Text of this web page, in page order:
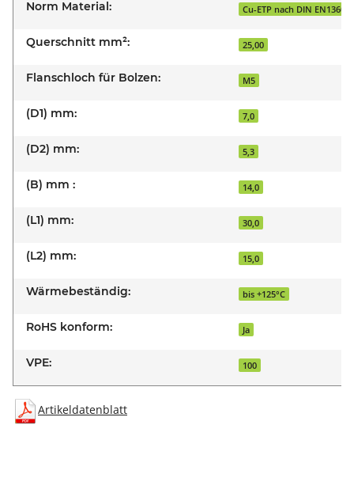
Norm Material: Cu-ETP nach DIN EN13600
Querschnitt mm²: 25,00
Flanschloch für Bolzen: M5
(D1) mm: 7,0
(D2) mm: 5,3
(B) mm : 14,0
(L1) mm: 30,0
(L2) mm: 15,0
Wärmebeständig: bis +125°C
RoHS konform: Ja
VPE: 100
Artikeldatenblatt